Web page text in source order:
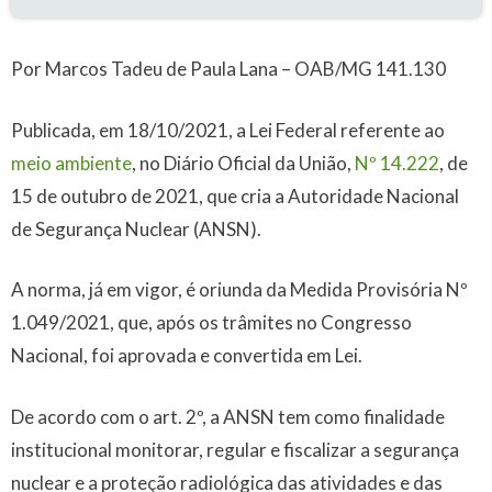
Por Marcos Tadeu de Paula Lana – OAB/MG 141.130
Publicada, em 18/10/2021, a Lei Federal referente ao
meio ambiente, no Diário Oficial da União, Nº 14.222, de
15 de outubro de 2021, que cria a Autoridade Nacional
de Segurança Nuclear (ANSN).
A norma, já em vigor, é oriunda da Medida Provisória Nº
1.049/2021, que, após os trâmites no Congresso
Nacional, foi aprovada e convertida em Lei.
De acordo com o art. 2º, a ANSN tem como finalidade
institucional monitorar, regular e fiscalizar a segurança
nuclear e a proteção radiológica das atividades e das